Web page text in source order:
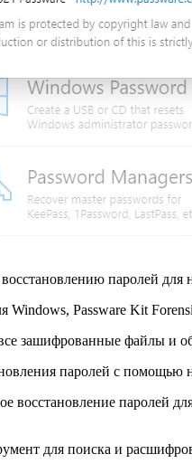
паролей для
Passware Kit
зашифрованные файлы и
паролей с
восстановление паролей
для поиска и